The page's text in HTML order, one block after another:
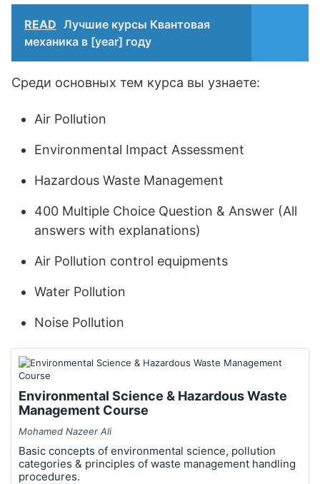
READ Лучшие курсы Квантовая
механика в [year] году
Среди основных тем курса вы узнаете:
Air Pollution
Environmental Impact Assessment
Hazardous Waste Management
400 Multiple Choice Question & Answer (All
answers with explanations)
Air Pollution control equipments
Water Pollution
Noise Pollution
Environmental Science & Hazardous Waste
Management Course
Mohamed Nazeer Ali
Basic concepts of environmental science, pollution
categories & principles of waste management handling
procedures.